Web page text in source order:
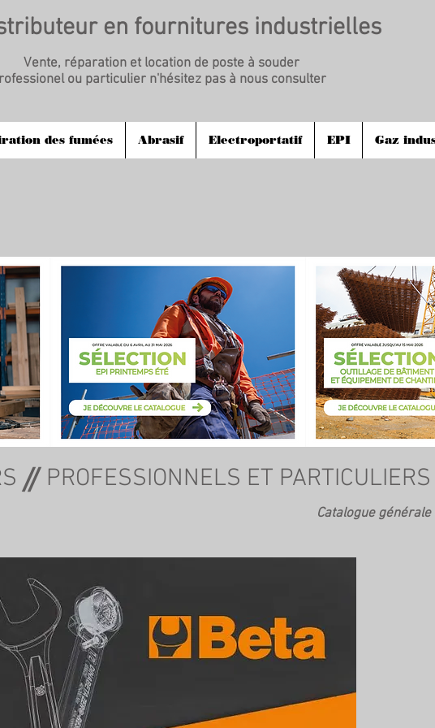
en fournitures industrielles
Vente, réparation et location de poste à souder
ou particulier n'hésitez pas à nous consulter
des fumées Abrasif Electroportatif EPI Gaz
Catalogue